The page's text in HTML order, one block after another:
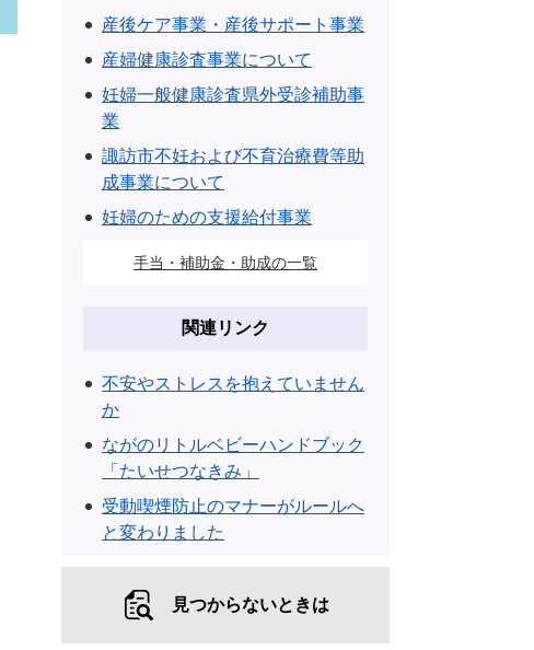
産後ケア事業・産後サポート事業
産婦健康診査事業について
妊婦一般健康診査県外受診補助事
業
諏訪市不妊および不育治療費等助
成事業について
妊婦のための支援給付事業
手当・補助金・助成の一覧
関連リンク
不安やストレスを抱えていません
か
ながのリトルベビーハンドブック
「たいせつなきみ」
受動喫煙防止のマナーがルールへ
と変わりました
見つからないときは